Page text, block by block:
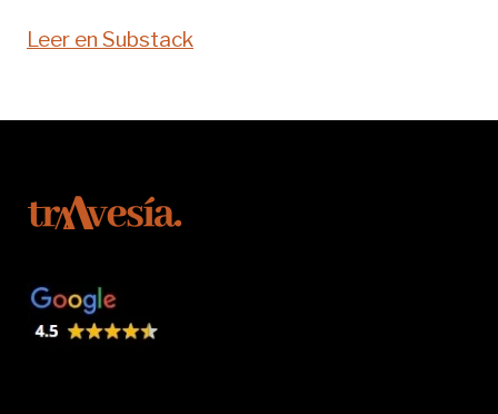
Leer en Substack